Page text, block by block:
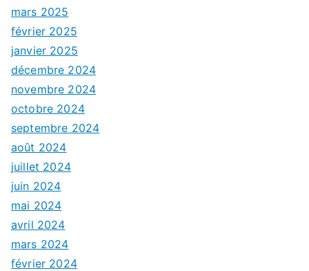
mars 2025
février 2025
janvier 2025
décembre 2024
novembre 2024
octobre 2024
septembre 2024
août 2024
juillet 2024
juin 2024
mai 2024
avril 2024
mars 2024
février 2024